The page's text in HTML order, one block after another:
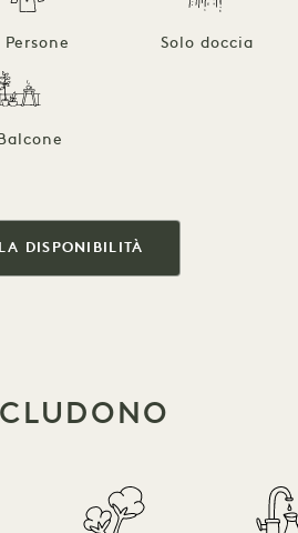
Persone Solo doccia
DISPONIBILITÀ